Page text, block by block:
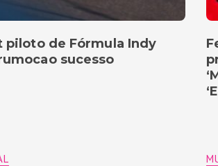
piloto de Fórmula Indy
sucesso